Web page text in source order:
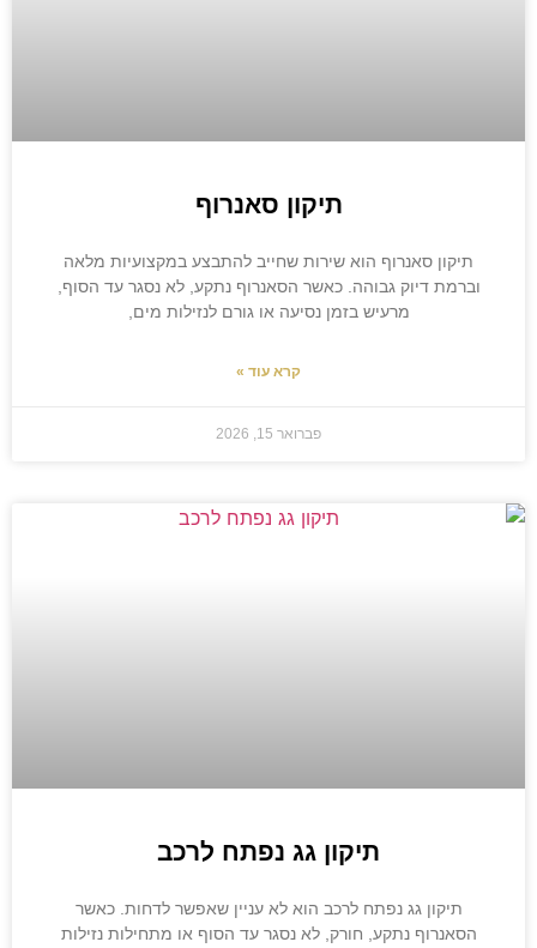
תיקון סאנרוף
תיקון סאנרוף הוא שירות שחייב להתבצע במקצועיות מלאה
וברמת דיוק גבוהה. כאשר הסאנרוף נתקע, לא נסגר עד הסוף,
מרעיש בזמן נסיעה או גורם לנזילות מים,
קרא עוד »
פברואר 15, 2026
תיקון גג נפתח לרכב
תיקון גג נפתח לרכב הוא לא עניין שאפשר לדחות. כאשר
הסאנרוף נתקע, חורק, לא נסגר עד הסוף או מתחילות נזילות